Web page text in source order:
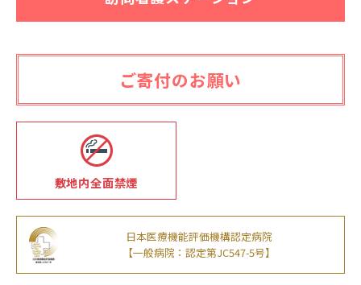
ご寄付のお願い
敷地内全面禁煙
日本医療機能評価機構認定病院
【一般病院：認定第JC547-5号】